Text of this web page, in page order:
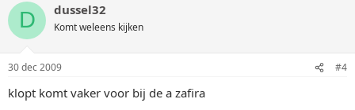
D dussel32
Komt weleens kijken
30 dec 2009 #4
klopt komt vaker voor bij de a zafira